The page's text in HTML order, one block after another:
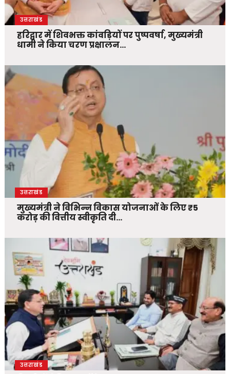
उत्तराखंड
हरिद्वार में शिवभक्त कांवड़ियों पर पुष्पवर्षा, मुख्यमंत्री
धामी ने किया चरण प्रक्षालन…
उत्तराखंड
मुख्यमंत्री ने विभिन्न विकास योजनाओं के लिए ₹5
करोड़ की वित्तीय स्वीकृति दी…
उत्तराखंड